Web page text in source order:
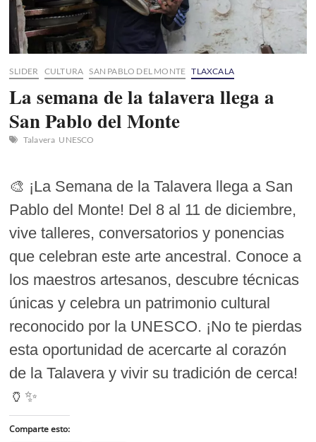
SLIDER CULTURA SAN PABLO DEL MONTE TLAXCALA
La semana de la talavera llega a
San Pablo del Monte
Talavera UNESCO
🎨 ¡La Semana de la Talavera llega a San
Pablo del Monte! Del 8 al 11 de diciembre,
vive talleres, conversatorios y ponencias
que celebran este arte ancestral. Conoce a
los maestros artesanos, descubre técnicas
únicas y celebra un patrimonio cultural
reconocido por la UNESCO. ¡No te pierdas
esta oportunidad de acercarte al corazón
de la Talavera y vivir su tradición de cerca!
🏺✨
Comparte esto: